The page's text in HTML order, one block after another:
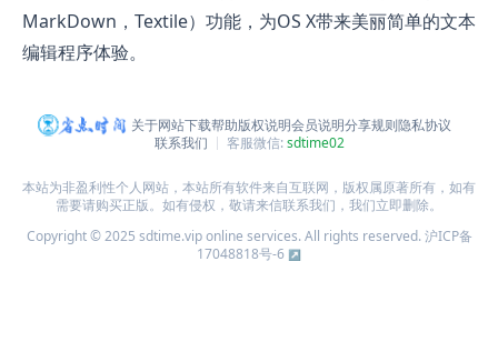
MarkDown，Textile）功能，为OS X带来美丽简单的文本
编辑程序体验。
关于网站下载帮助版权说明会员说明分享规则隐私协议
联系我们
客服微信:sdtime02
本站为非盈利性个人网站，本站所有软件来自互联网，版权属原著所有，如有
需要请购买正版。如有侵权，敬请来信联系我们，我们立即删除。
Copyright © 2025 sdtime.vip online services. All rights reserved.沪ICP备
17048818号-6